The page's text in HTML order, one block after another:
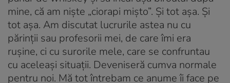
mine, că am nişte „ciorapi mişto”. Şi tot aşa. Şi
tot aşa. Am discutat lucrurile astea nu cu
părinţii sau profesorii mei, de care îmi era
ruşine, ci cu surorile mele, care se confruntau
cu aceleaşi situaţii. Deveniseră cumva normale
pentru noi. Mă tot întrebam ce anume îi face pe